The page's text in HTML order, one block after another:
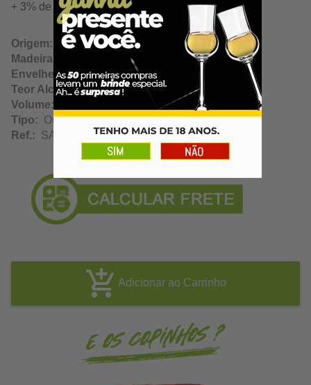
+ 3% de desconto à vista. Economize: R$ 1,05
Origem: Ribeirão das Neves / Minas Gerais
Madeira:
Envelhecimento:5 Anos
Teor Alcoólico:40.00%
Volume:
Tipo: Ouro
Ref.: SA12283
Adicionar ao Carrinho